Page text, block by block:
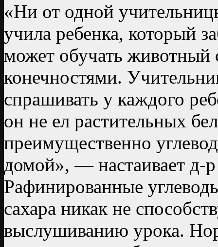
«Ни от одной
учила ребенка, который
может обучать животный
конечностями.
спрашивать у каждого
он не ел растительных
преимущественно
домой», — настаивает д-
Рафинированные
сахара никак не
выслушиванию урока.